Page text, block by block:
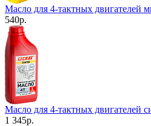
Масло для 4-тактных двигателей
540р.
Масло для 4-тактных двигателей
1 345р.